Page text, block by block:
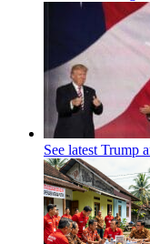
See latest Trump